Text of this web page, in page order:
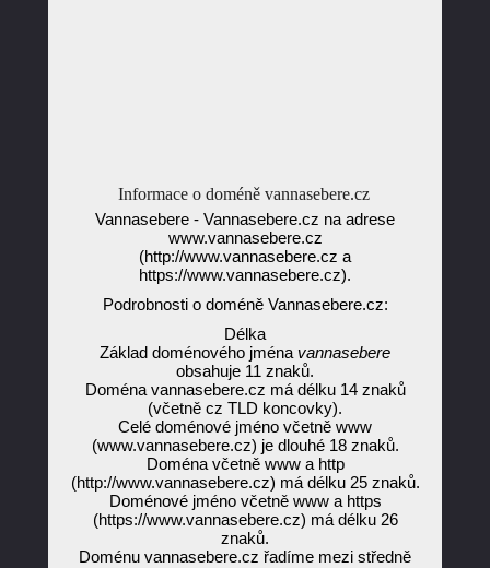
Informace o doméně vannasebere.cz
Vannasebere - Vannasebere.cz na adrese
www.vannasebere.cz
(http://www.vannasebere.cz a
https://www.vannasebere.cz).
Podrobnosti o doméně Vannasebere.cz:
Délka
Základ doménového jména vannasebere
obsahuje 11 znaků.
Doména vannasebere.cz má délku 14 znaků
(včetně cz TLD koncovky).
Celé doménové jméno včetně www
(www.vannasebere.cz) je dlouhé 18 znaků.
Doména včetně www a http
(http://www.vannasebere.cz) má délku 25 znaků.
Doménové jméno včetně www a https
(https://www.vannasebere.cz) má délku 26
znaků.
Doménu vannasebere.cz řadíme mezi středně